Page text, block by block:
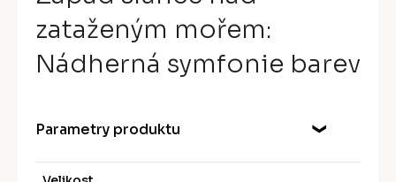
hvězdiček.
zataženým mořem:
Nádherná symfonie barev
Parametry produktu